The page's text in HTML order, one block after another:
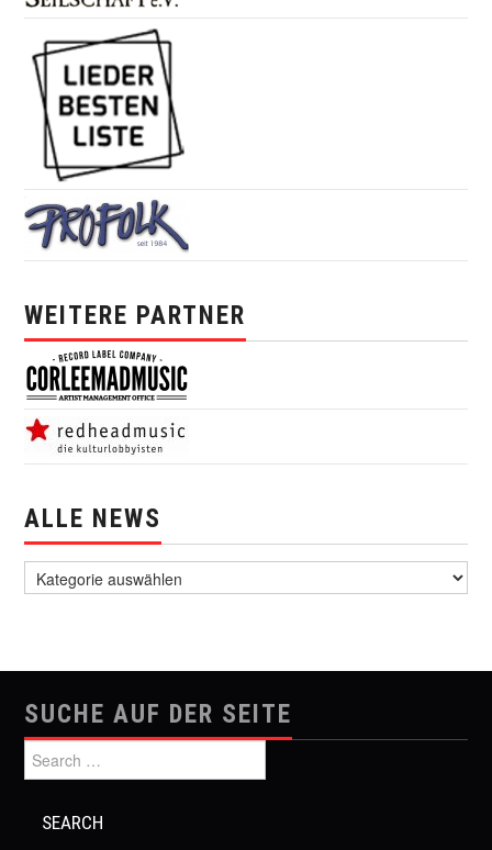
WEITERE PARTNER
ALLE NEWS
SUCHE AUF DER SEITE
Search for: